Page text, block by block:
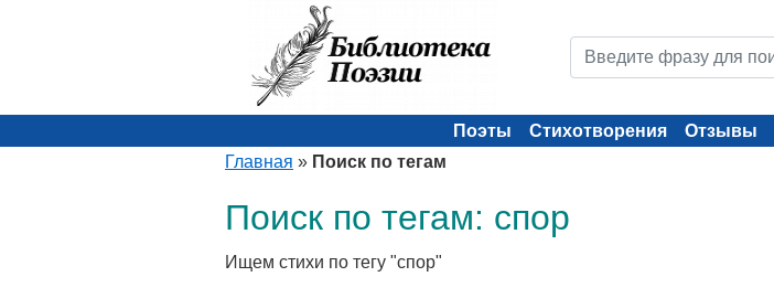
Поэты Стихотворения Отзывы
Главная » Поиск по тегам
Поиск по тегам: спор
Ищем стихи по тегу "спор"